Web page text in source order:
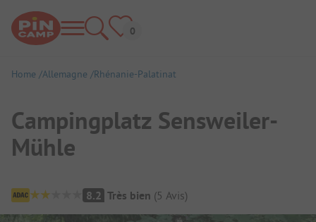
Home Allemagne Rhénanie-Palatinat
Campingplatz Sensweiler-
Mühle
Aperçu du camping
8.2 Très bien (5 Avis)